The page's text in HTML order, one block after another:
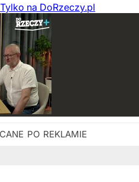
Tylko na DoRzeczy.pl